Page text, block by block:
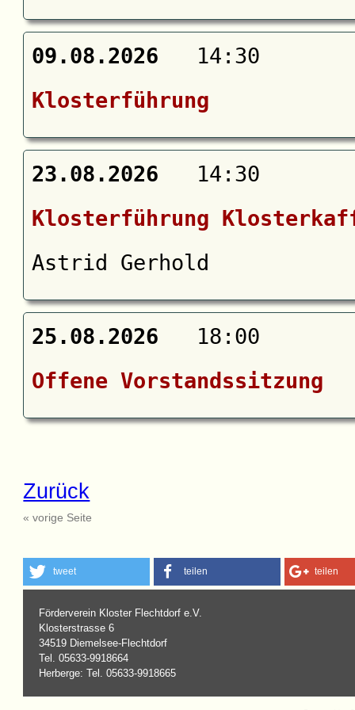
09.08.2026 14:30
Klosterführung
23.08.2026 14:30
Klosterführung
Astrid Gerhold
25.08.2026 18:00
Offene Vorstandssitzung
Zurück
« vorige Seite
tweet teilen teilen
Förderverein Kloster Flechtdorf e.V.
Klosterstrasse 6
34519 Diemelsee-Flechtdorf
Tel. 05633-9918664
Herberge: Tel. 05633-9918665